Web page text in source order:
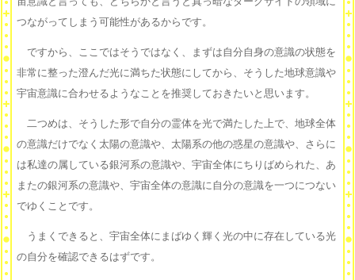
つながってしまう可能性があるからです。
ですから、ここではそうではなく、まずは自分自身の意識の状態を
非常に整った澄んだ光に満ちた状態にしてから、そうした地球意識や
宇宙意識に合わせるようなことを推奨しておきたいと思います。
二つめは、そうした形で自分の霊体を光で満たした上で、地球全体
の意識だけでなく太陽の意識や、太陽系の他の惑星の意識や、さらに
は私達の属している銀河系の意識や、宇宙全体にちりばめられた、あ
またの銀河系の意識や、宇宙全体の意識に自分の意識を一つにつない
でゆくことです。
うまくできると、宇宙全体にまばゆく輝く光の中に存在している光
の自分を確認できるはずです。